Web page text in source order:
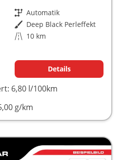
Getriebe Automatik
Außenfarbe Deep Black Perleffekt
Kilometerstand 10 km
Details
6,80 l/100km
g/km